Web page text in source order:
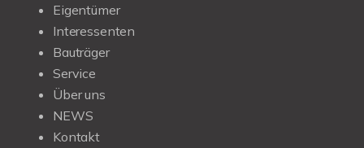
Eigentümer
Interessenten
Bauträger
Service
Über uns
NEWS
Kontakt